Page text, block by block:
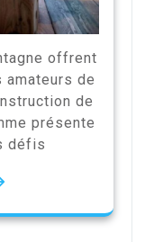
offrent
de
de
présente
défis